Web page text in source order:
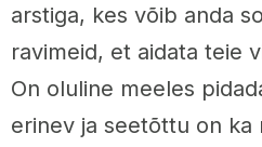
arstiga, kes võib anda
ravimeid, et aidata teie
On oluline meeles
erinev ja seetõttu on ka